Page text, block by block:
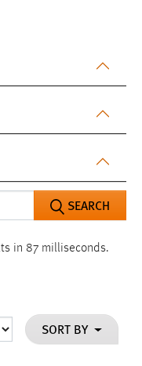
SEARCH
in 87 milliseconds.
SORT BY